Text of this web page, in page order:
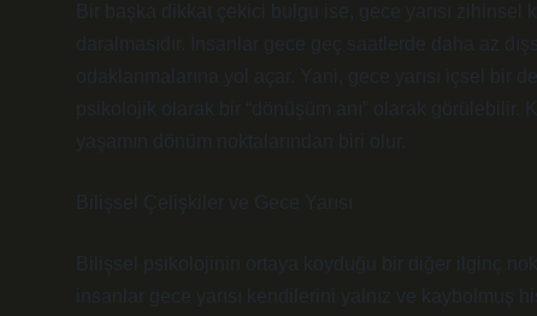
Bir başka dikkat çekici bulgu ise, gece yarısı zihinsel
daralmasıdır. İnsanlar gece geç saatlerde daha az
odaklanmalarına yol açar. Yani, gece yarısı içsel bir
psikolojik olarak bir “dönüşüm anı” olarak görülebilir.
yaşamın dönüm noktalarından biri olur.
Bilişsel Çelişkiler ve Gece Yarısı
Bilişsel psikolojinin ortaya koyduğu bir diğer ilginç
insanlar gece yarısı kendilerini yalnız ve kaybolmuş